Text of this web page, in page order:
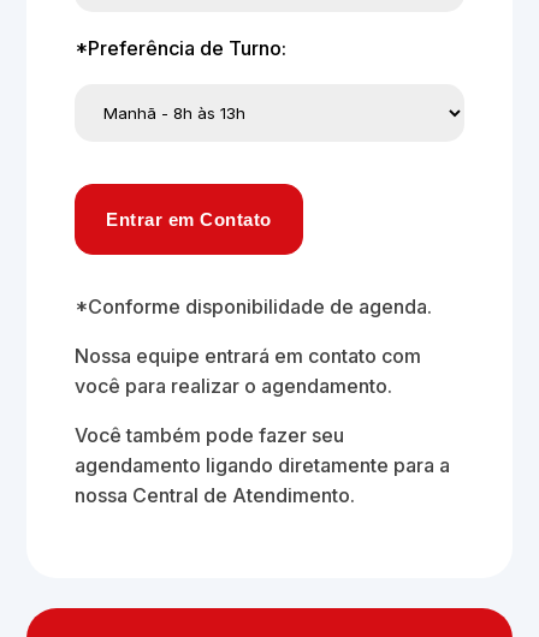
*Preferência de Turno:
Entrar em Contato
*Conforme disponibilidade de agenda.
Nossa equipe entrará em contato com
você para realizar o agendamento.
Você também pode fazer seu
agendamento ligando diretamente para a
nossa Central de Atendimento.